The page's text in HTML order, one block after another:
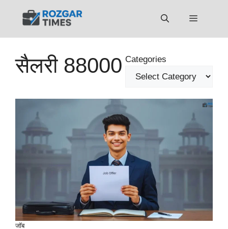
Menu
सैलरी 88000 Categories
जॉब